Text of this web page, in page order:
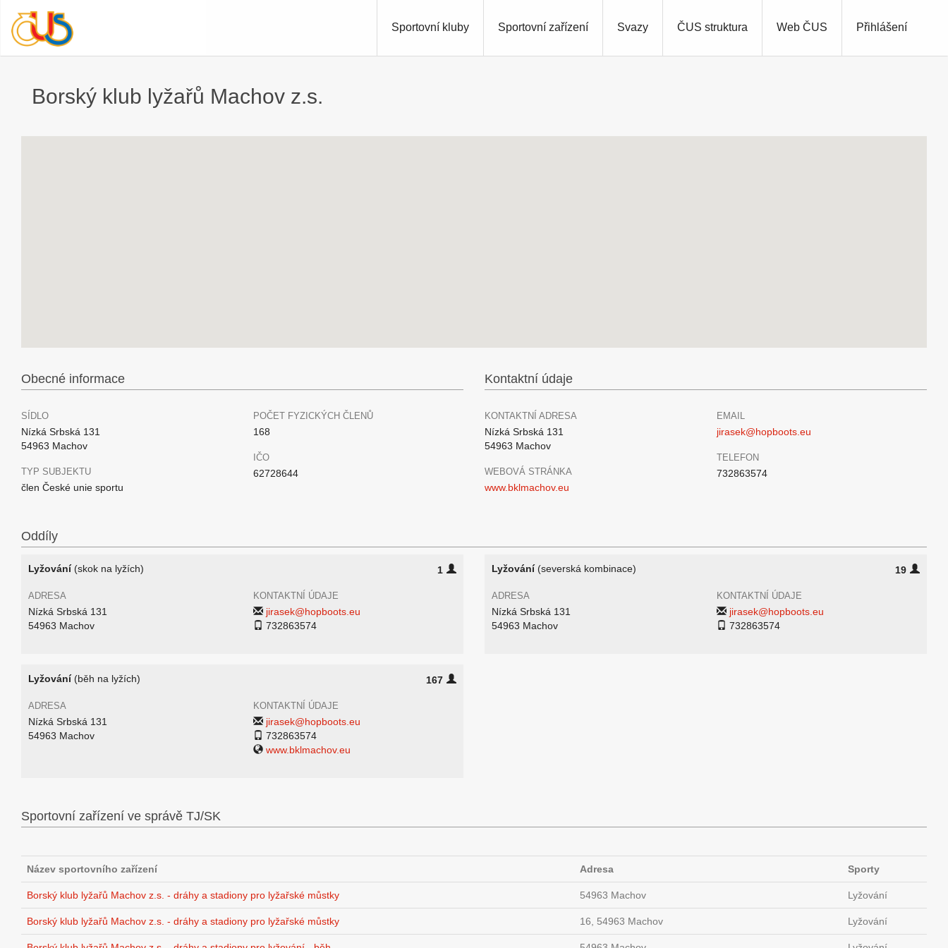
Přihlášení
Sportovní kluby Sportovní zařízení Svazy ČUS struktura Web ČUS
Borský klub lyžařů Machov z.s.
Obecné informace
SÍDLO
Nízká Srbská 131
54963 Machov
TYP SUBJEKTU
člen České unie sportu
POČET FYZICKÝCH ČLENŮ
168
IČO
62728644
Kontaktní údaje
KONTAKTNÍ ADRESA
Nízká Srbská 131
54963 Machov
WEBOVÁ STRÁNKA
www.bklmachov.eu
EMAIL
jirasek@hopboots.eu
TELEFON
732863574
Oddíly
Lyžování(skok na lyžích) 1
ADRESA
Nízká Srbská 131
54963 Machov
KONTAKTNÍ ÚDAJE
jirasek@hopboots.eu
732863574
Lyžování(severská kombinace) 19
ADRESA
Nízká Srbská 131
54963 Machov
KONTAKTNÍ ÚDAJE
jirasek@hopboots.eu
732863574
Lyžování(běh na lyžích) 167
ADRESA
Nízká Srbská 131
54963 Machov
KONTAKTNÍ ÚDAJE
jirasek@hopboots.eu
732863574
www.bklmachov.eu
Sportovní zařízení ve správě TJ/SK
Název sportovního zařízení Adresa Sporty
Borský klub lyžařů Machov z.s. - dráhy a stadiony pro lyžařské můstky 54963 Machov Lyžování
Borský klub lyžařů Machov z.s. - dráhy a stadiony pro lyžařské můstky 16, 54963 Machov Lyžování